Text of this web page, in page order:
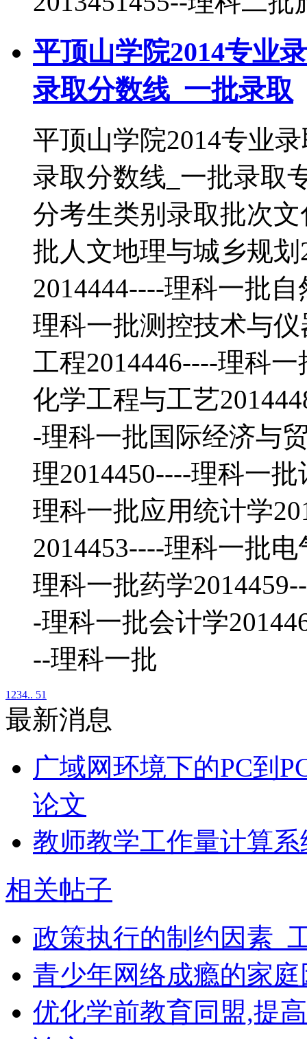
平顶山学院2014专业
录取分数线_一批录取
平顶山学院2014专业
录取分数线_一批录取
分考生类别录取批次
批人文地理与城乡规
2014444----理科一批
理科一批测控技术与
工程2014446----理科
化学工程与工艺
-理科一批国际经济与
理2014450----理科一
理科一批应用统计学
2014453----理科一批
理科一批药学
-理科一批会计学
--理科一批
1 234.. 51
最新消息
广域网环境下的PC到
论文
教师教学工作量计算
相关帖子
政策执行的制约因素_
青少年网络成瘾的家
优化学前教育同盟,提